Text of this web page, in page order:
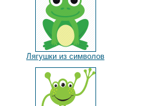
Лягушки из символов